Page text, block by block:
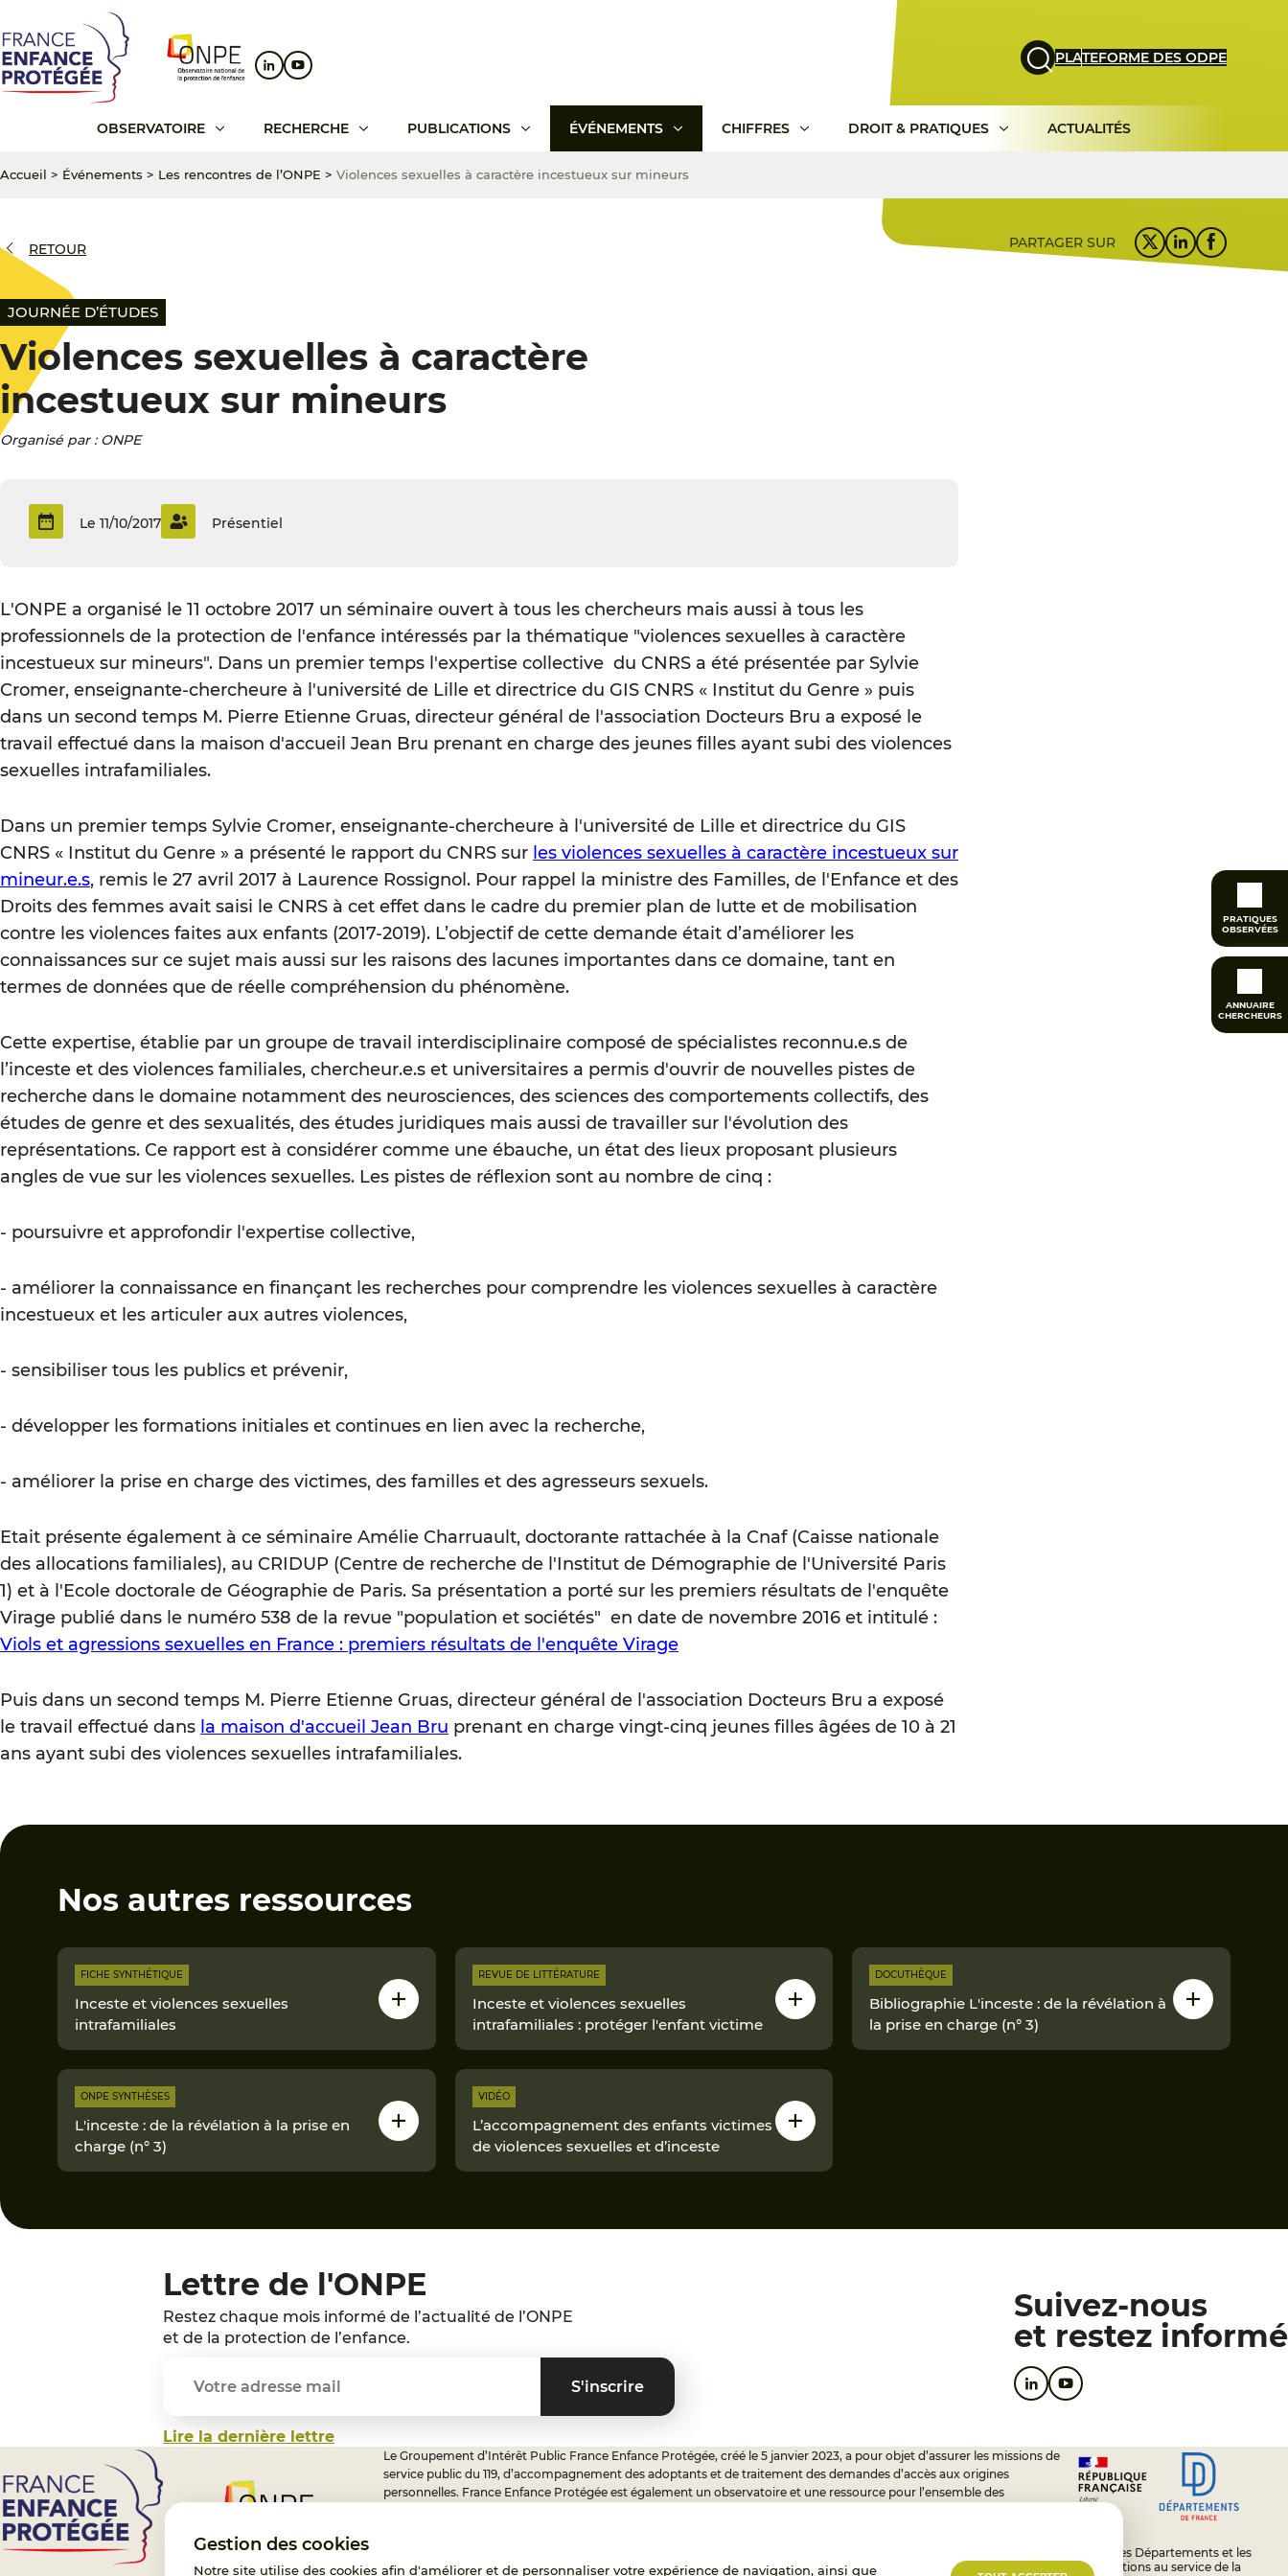
Gestion des cookies
Notre site utilise des cookies afin d'améliorer et de personnaliser votre expérience de navigation, ainsi que
au
contenu
principal
au
menu
principal
au
pied
de
page
PLATEFORME DES ODPE
OBSERVATOIRE RECHERCHE PUBLICATIONS ÉVÉNEMENTS CHIFFRES DROIT & PRATIQUES ACTUALITÉS
PRATIQUES
OBSERVÉES
ANNUAIRE
CHERCHEURS
Accueil > Événements > Les rencontres de l’ONPE > Violences sexuelles à caractère incestueux sur mineurs
RETOUR PARTAGER SUR
JOURNÉE D’ÉTUDES
Violences sexuelles à caractère
incestueux sur mineurs
Organisé par : ONPE
Le 11/10/2017 Présentiel
L'ONPE a organisé le 11 octobre 2017 un séminaire ouvert à tous les chercheurs mais aussi à tous les
professionnels de la protection de l'enfance intéressés par la thématique "violences sexuelles à caractère
incestueux sur mineurs". Dans un premier temps l'expertise collective du CNRS a été présentée par Sylvie
Cromer, enseignante-chercheure à l'université de Lille et directrice du GIS CNRS « Institut du Genre » puis
dans un second temps M. Pierre Etienne Gruas, directeur général de l'association Docteurs Bru a exposé le
travail effectué dans la maison d'accueil Jean Bru prenant en charge des jeunes filles ayant subi des violences
sexuelles intrafamiliales.
Dans un premier temps Sylvie Cromer, enseignante-chercheure à l'université de Lille et directrice du GIS
CNRS « Institut du Genre » a présenté le rapport du CNRS sur les violences sexuelles à caractère incestueux sur
mineur.e.s, remis le 27 avril 2017 à Laurence Rossignol. Pour rappel la ministre des Familles, de l'Enfance et des
Droits des femmes avait saisi le CNRS à cet effet dans le cadre du premier plan de lutte et de mobilisation
contre les violences faites aux enfants (2017-2019). L’objectif de cette demande était d’améliorer les
connaissances sur ce sujet mais aussi sur les raisons des lacunes importantes dans ce domaine, tant en
termes de données que de réelle compréhension du phénomène.
Cette expertise, établie par un groupe de travail interdisciplinaire composé de spécialistes reconnu.e.s de
l’inceste et des violences familiales, chercheur.e.s et universitaires a permis d'ouvrir de nouvelles pistes de
recherche dans le domaine notamment des neurosciences, des sciences des comportements collectifs, des
études de genre et des sexualités, des études juridiques mais aussi de travailler sur l'évolution des
représentations. Ce rapport est à considérer comme une ébauche, un état des lieux proposant plusieurs
angles de vue sur les violences sexuelles. Les pistes de réflexion sont au nombre de cinq :
- poursuivre et approfondir l'expertise collective,
- améliorer la connaissance en finançant les recherches pour comprendre les violences sexuelles à caractère
incestueux et les articuler aux autres violences,
- sensibiliser tous les publics et prévenir,
- développer les formations initiales et continues en lien avec la recherche,
- améliorer la prise en charge des victimes, des familles et des agresseurs sexuels.
Etait présente également à ce séminaire Amélie Charruault, doctorante rattachée à la Cnaf (Caisse nationale
des allocations familiales), au CRIDUP (Centre de recherche de l'Institut de Démographie de l'Université Paris
1) et à l'Ecole doctorale de Géographie de Paris. Sa présentation a porté sur les premiers résultats de l'enquête
Virage publié dans le numéro 538 de la revue "population et sociétés" en date de novembre 2016 et intitulé :
Viols et agressions sexuelles en France : premiers résultats de l'enquête Virage
Puis dans un second temps M. Pierre Etienne Gruas, directeur général de l'association Docteurs Bru a exposé
le travail effectué dans la maison d'accueil Jean Bru prenant en charge vingt-cinq jeunes filles âgées de 10 à 21
ans ayant subi des violences sexuelles intrafamiliales.
Nos autres ressources
FICHE SYNTHÉTIQUE
Inceste et violences sexuelles
intrafamiliales
REVUE DE LITTÉRATURE
Inceste et violences sexuelles
intrafamiliales : protéger l'enfant victime
DOCUTHÈQUE
Bibliographie L'inceste : de la révélation à
la prise en charge (n° 3)
ONPE SYNTHÈSES
L'inceste : de la révélation à la prise en
charge (n° 3)
VIDÉO
L’accompagnement des enfants victimes
de violences sexuelles et d’inceste
Lettre de l'ONPE
Restez chaque mois informé de l’actualité de l’ONPE
et de la protection de l’enfance.
Lire la dernière lettre
Suivez-nous
et restez informé
Le Groupement d’Intérêt Public France Enfance Protégée, créé le 5 janvier 2023, a pour objet d’assurer les missions de
service public du 119, d’accompagnement des adoptants et de traitement des demandes d’accès aux origines
personnelles. France Enfance Protégée est également un observatoire et une ressource pour l’ensemble des
L’État, les Départements et les
Associations au service de la